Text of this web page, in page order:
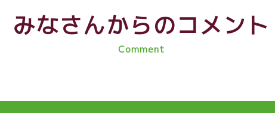
みなさんからのコメント
Comment